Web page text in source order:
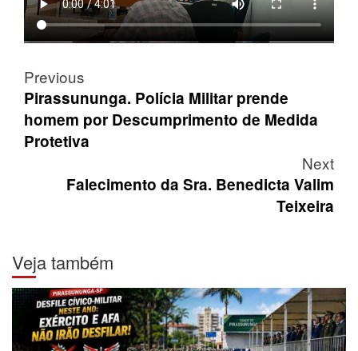
Post
navigation
Previous
Pirassununga. Polícia Militar prende
homem por Descumprimento de Medida
Protetiva
Next
Falecimento da Sra. Benedicta Valim
Teixeira
Veja também